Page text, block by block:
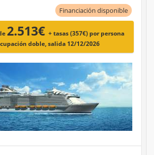
Financiación disponible
2.513€ + tasas (357€) por persona
doble, salida 12/12/2026